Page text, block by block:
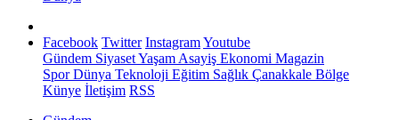
Facebook Twitter InstagramYoutube
Gündem SiyasetYaşam Asayiş Ekonomi Magazin
SporDünya Teknoloji Eğitim Sağlık Çanakkale Bölge
Künye İletişim RSS